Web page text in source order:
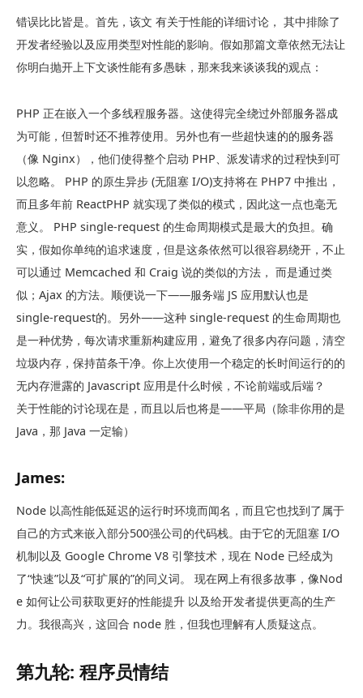
错误比比皆是。首先，该文 有关于性能的详细讨论， 其中排除了
开发者经验以及应用类型对性能的影响。假如那篇文章依然无法让
你明白抛开上下文谈性能有多愚昧，那来我来谈谈我的观点：
PHP 正在嵌入一个多线程服务器。这使得完全绕过外部服务器成
为可能，但暂时还不推荐使用。另外也有一些超快速的的服务器
（像 Nginx），他们使得整个启动 PHP、派发请求的过程快到可
以忽略。 PHP 的原生异步 (无阻塞 I/O)支持将在 PHP7 中推出，
而且多年前 ReactPHP 就实现了类似的模式，因此这一点也毫无
意义。 PHP single-request 的生命周期模式是最大的负担。确
实，假如你单纯的追求速度，但是这条依然可以很容易绕开，不止
可以通过 Memcached 和 Craig 说的类似的方法， 而是通过类
似；Ajax 的方法。顺便说一下——服务端 JS 应用默认也是
single-request的。另外——这种 single-request 的生命周期也
是一种优势，每次请求重新构建应用，避免了很多内存问题，清空
垃圾内存，保持苗条干净。你上次使用一个稳定的长时间运行的的
无内存泄露的 Javascript 应用是什么时候，不论前端或后端？
关于性能的讨论现在是，而且以后也将是——平局（除非你用的是
Java，那 Java 一定输）
James:
Node 以高性能低延迟的运行时环境而闻名，而且它也找到了属于
自己的方式来嵌入部分500强公司的代码栈。由于它的无阻塞 I/O
机制以及 Google Chrome V8 引擎技术，现在 Node 已经成为
了“快速”以及“可扩展的”的同义词。 现在网上有很多故事，像Nod
e 如何让公司获取更好的性能提升 以及给开发者提供更高的生产
力。我很高兴，这回合 node 胜，但我也理解有人质疑这点。
第九轮: 程序员情结